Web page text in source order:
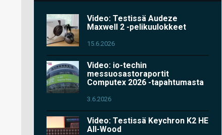
Video: Testissä Audeze
Maxwell 2 -pelikuulokkeet
15.6.2026
Video: io-techin
messuosastoraportit
Computex 2026 -tapahtumasta
3.6.2026
Video: Testissä Keychron K2 HE
All-Wood